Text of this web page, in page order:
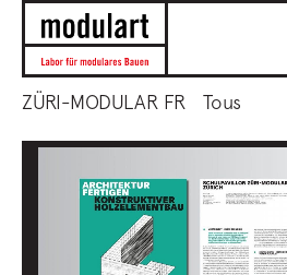
ZÜRI-MODULAR FR Tous